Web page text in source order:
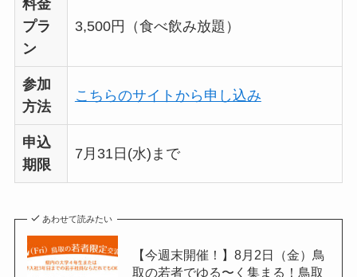
料金
プラ
ン
3,500円（食べ飲み放題）
参加
方法
こちらのサイトから申し込み
申込
期限
7月31日(水)まで
あわせて読みたい
【今週末開催！】8月2日（金）鳥
取の若者でゆる〜く集まる！鳥取